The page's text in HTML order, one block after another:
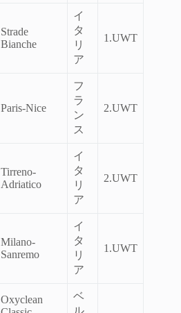
Strade
Bianche
イ
タ
リ
ア
1.UWT
Paris-Nice
フ
ラ
ン
ス
2.UWT
Tirreno-
Adriatico
イ
タ
リ
ア
2.UWT
Milano-
Sanremo
イ
タ
リ
ア
1.UWT
Oxyclean
ベ
ル